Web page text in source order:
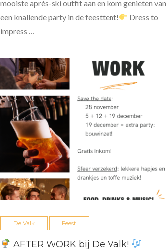
mooiste après-ski outfit aan en kom genieten van
een knallende party in de feesttent!
Dress to
impress …
De Valk Feest
AFTER WORK bij De Valk!